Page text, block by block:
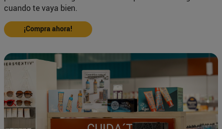
cuando te vaya bien.
¡Compra ahora!